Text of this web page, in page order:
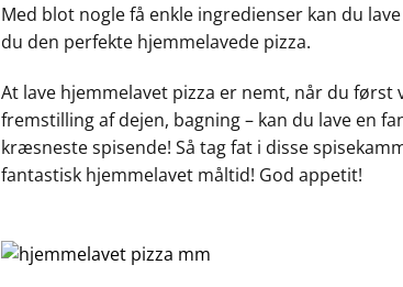
Med blot nogle få enkle ingredienser kan du
du den perfekte hjemmelavede pizza.
At lave hjemmelavet pizza er nemt, når du
fremstilling af dejen, bagning – kan du lave en
kræsneste spisende! Så tag fat i disse
fantastisk hjemmelavet måltid! God appetit!